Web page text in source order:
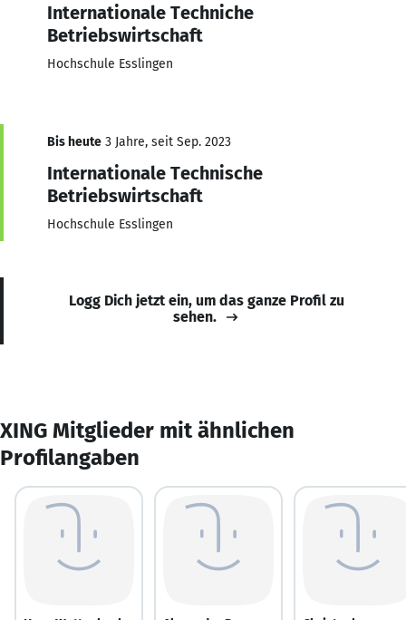
Internationale Techniche
Betriebswirtschaft
Hochschule Esslingen
Bis heute 3 Jahre, seit Sep. 2023
Internationale Technische
Betriebswirtschaft
Hochschule Esslingen
Logg Dich jetzt ein, um das ganze Profil zu
sehen.
XING Mitglieder mit ähnlichen
Profilangaben